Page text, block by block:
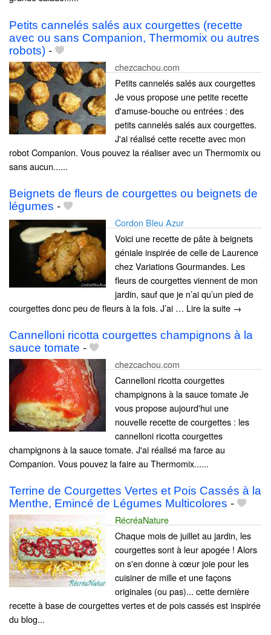
Petits cannelés salés aux courgettes (recette
avec ou sans Companion, Thermomix ou autres
robots) -
chezcachou.com
Petits cannelés salés aux courgettes
Je vous propose une petite recette
d'amuse-bouche ou entrées : des
petits cannelés salés aux courgettes.
J'ai réalisé cette recette avec mon
robot Companion. Vous pouvez la réaliser avec un Thermomix ou
sans aucun......
Beignets de fleurs de courgettes ou beignets de
légumes -
Cordon Bleu Azur
Voici une recette de pâte à beignets
géniale inspirée de celle de Laurence
chez Variations Gourmandes. Les
fleurs de courgettes viennent de mon
jardin, sauf que je n’ai qu’un pied de
courgettes donc peu de fleurs à la fois. J’ai … Lire la suite →
Cannelloni ricotta courgettes champignons à la
sauce tomate -
chezcachou.com
Cannelloni ricotta courgettes
champignons à la sauce tomate Je
vous propose aujourd'hui une
nouvelle recette de courgettes : les
cannelloni ricotta courgettes
champignons à la sauce tomate. J'ai réalisé ma farce au
Companion. Vous pouvez la faire au Thermomix......
Terrine de Courgettes Vertes et Pois Cassés à la
Menthe, Emincé de Légumes Multicolores -
RécréaNature
Chaque mois de juillet au jardin, les
courgettes sont à leur apogée ! Alors
on s'en donne à cœur joie pour les
cuisiner de mille et une façons
originales (ou pas)... cette dernière
recette à base de courgettes vertes et de pois cassés est inspirée
du blog...